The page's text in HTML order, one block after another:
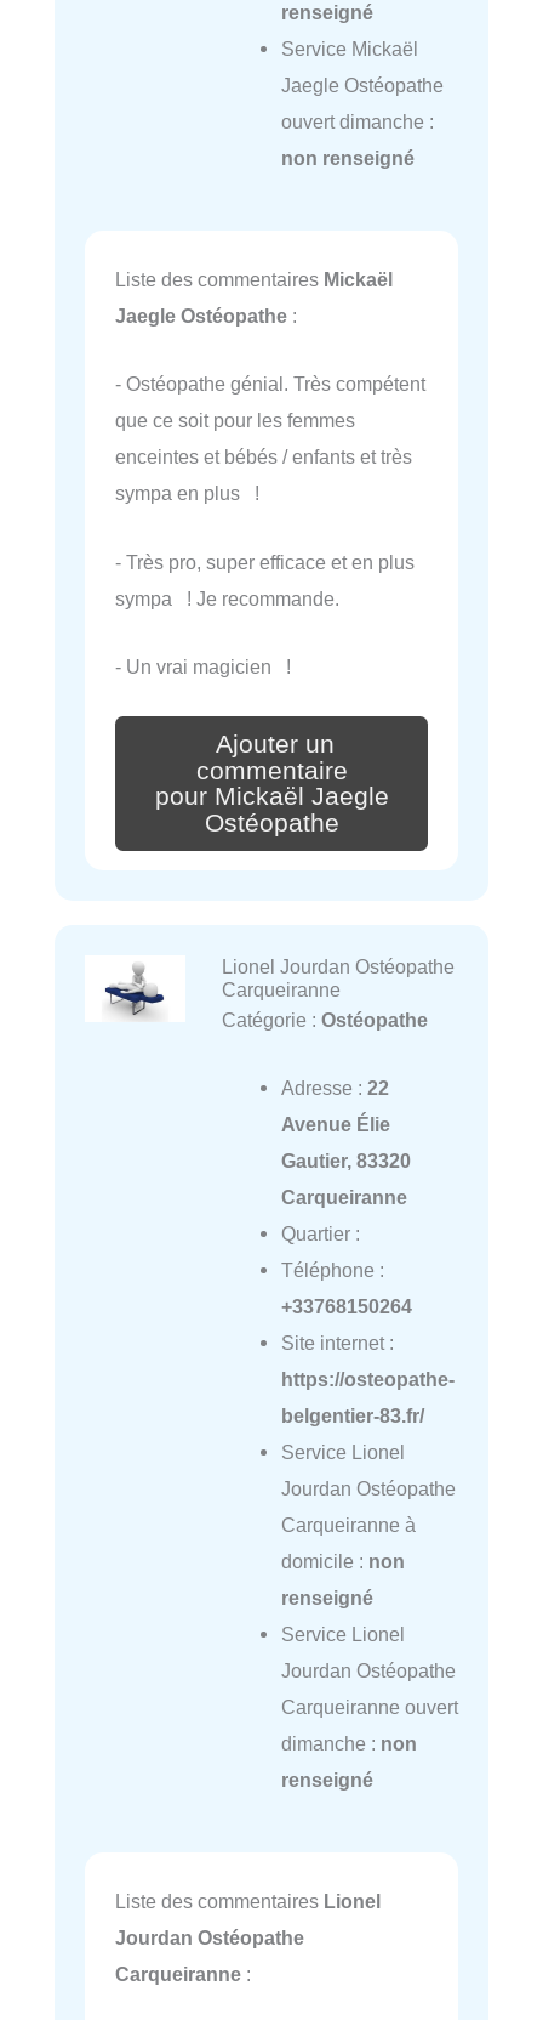
renseigné
Service Mickaël
Jaegle Ostéopathe
ouvert dimanche :
non renseigné
Liste des commentaires Mickaël
Jaegle Ostéopathe :
- Ostéopathe génial. Très compétent
que ce soit pour les femmes
enceintes et bébés / enfants et très
sympa en plus !
- Très pro, super efficace et en plus
sympa ! Je recommande.
- Un vrai magicien !
Ajouter un
commentaire
pour Mickaël Jaegle
Ostéopathe
Lionel Jourdan Ostéopathe
Carqueiranne
Catégorie : Ostéopathe
Adresse : 22
Avenue Élie
Gautier, 83320
Carqueiranne
Quartier :
Téléphone :
+33768150264
Site internet :
https://osteopathe-
belgentier-83.fr/
Service Lionel
Jourdan Ostéopathe
Carqueiranne à
domicile : non
renseigné
Service Lionel
Jourdan Ostéopathe
Carqueiranne ouvert
dimanche : non
renseigné
Liste des commentaires Lionel
Jourdan Ostéopathe
Carqueiranne :